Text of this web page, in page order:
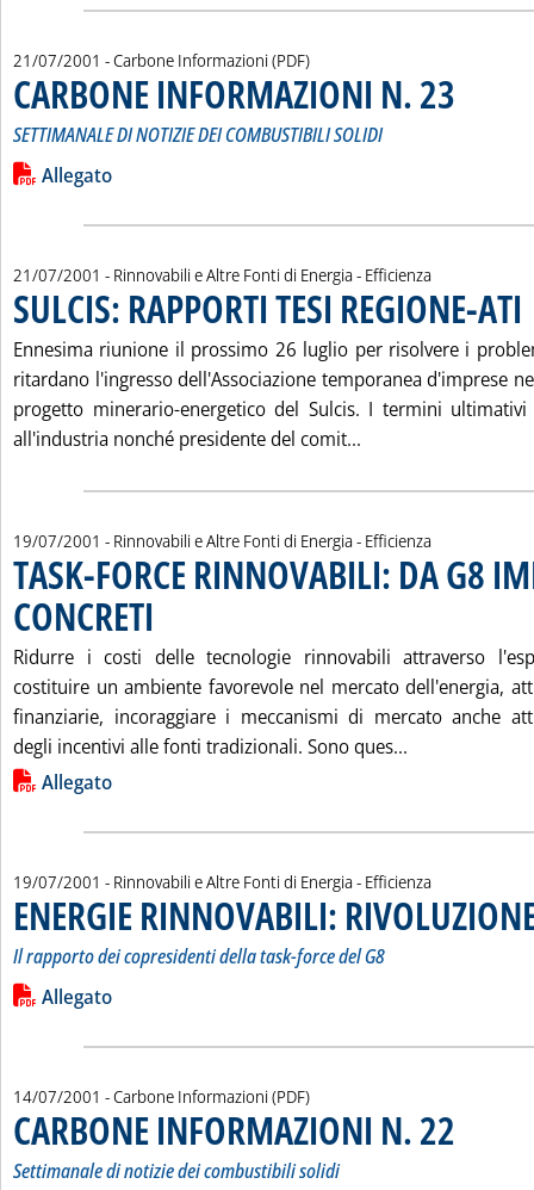
21/07/2001 - Carbone Informazioni (PDF)
CARBONE INFORMAZIONI N. 23
SETTIMANALE DI NOTIZIE DEI COMBUSTIBILI SOLIDI
Leggi tutta la notizia: 'CARBONE INFORMAZIONI N. 23'
Lista allegati PDF alla notizia
Allegato
21/07/2001 - Rinnovabili e Altre Fonti di Energia - Efficienza
SULCIS: RAPPORTI TESI REGIONE-ATI
Ennesima riunione il prossimo 26 luglio per risolvere i
ritardano l'ingresso dell'Associazione temporanea d'imprese
progetto minerario-energetico del Sulcis. I termini ultimativi
all'industria nonché presidente del comit...
19/07/2001 - Rinnovabili e Altre Fonti di Energia - Efficienza
TASK-FORCE RINNOVABILI: DA G8
CONCRETI
Ridurre i costi delle tecnologie rinnovabili attraverso
costituire un ambiente favorevole nel mercato dell'energia,
finanziarie, incoraggiare i meccanismi di mercato anche
degli incentivi alle fonti tradizionali. Sono ques...
Lista allegati PDF alla notizia
Allegato
19/07/2001 - Rinnovabili e Altre Fonti di Energia - Efficienza
ENERGIE RINNOVABILI:
Il rapporto dei copresidenti della task-force del G8
Leggi tutta la notizia: 'ENERGIE RINNOVABILI: RIVOLUZIONE
Lista allegati PDF alla notizia
Allegato
14/07/2001 - Carbone Informazioni (PDF)
CARBONE INFORMAZIONI N. 22
Settimanale di notizie dei combustibili solidi